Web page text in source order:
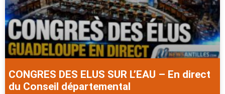
CONGRES DES ELUS SUR L’EAU – En direct
du Conseil départemental